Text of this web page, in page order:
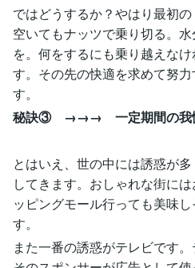
ではどうするか？やはり最初
空いてもナッツで乗り切る。
を。何をするにも乗り越えな
す。その先の快適を求めて努
す。
秘訣③ →→→ 一定期間の我
とはいえ、世の中には誘惑が
してきます。おしゃれな街に
ッピングモール行っても美味
す。
また一番の誘惑がテレビです